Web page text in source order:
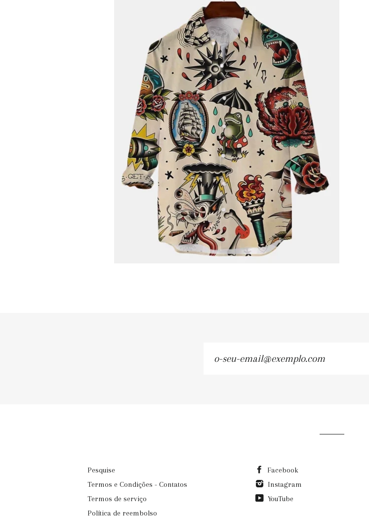
Pesquise
Termos e Condições - Contatos
Termos de serviço
Política de reembolso
Facebook
Instagram
YouTube